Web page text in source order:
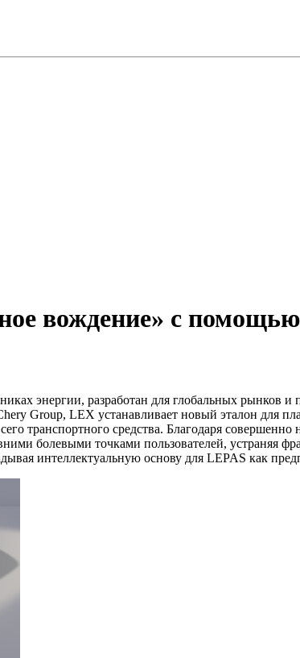
вождение» с
энергии, разработан для глобальных рынков и
Group, LEX устанавливает новый эталон для
транспортного средства. Благодаря
болевыми точками пользователей, устраняя
интеллектуальную основу для LEPAS как